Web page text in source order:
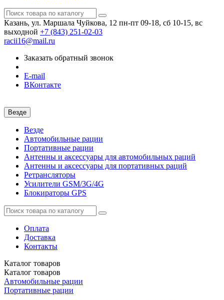
Казань, ул. Маршала Чуйкова, 12 пн-пт 09-18, сб 10-15, вс
выходной +7 (843) 251-02-03
racii16@mail.ru
Заказать обратный звонок
E-mail
ВКонтакте
Везде
Везде
Автомобильные рации
Портативные рации
Антенны и аксессуары для автомобильных раций
Антенны и аксессуары для портативных раций
Ретрансляторы
Усилители GSM/3G/4G
Блокираторы GPS
Оплата
Доставка
Контакты
Каталог товаров
Каталог товаров
Автомобильные рации
Портативные рации